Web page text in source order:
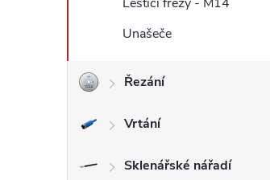
e
Unašeče
Řezání
Vrtání
Sklenářské nářadí